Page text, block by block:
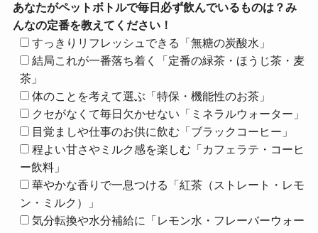
あなたがペットボトルで毎日必ず飲んでいるものは？み
んなの定番を教えてください！
すっきりリフレッシュできる「無糖の炭酸水」
結局これが一番落ち着く「定番の緑茶・ほうじ茶・麦
茶」
体のことを考えて選ぶ「特保・機能性のお茶」
クセがなくて毎日欠かせない「ミネラルウォーター」
目覚ましや仕事のお供に飲む「ブラックコーヒー」
程よい甘さやミルク感を楽しむ「カフェラテ・コーヒ
ー飲料」
華やかな香りで一息つける「紅茶（ストレート・レモ
ン・ミルク）」
気分転換や水分補給に「レモン水・フレーバーウォー